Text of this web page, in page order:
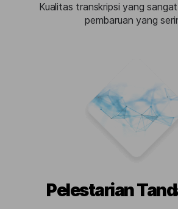
Kualitas transkripsi yang
pembaruan yang
Pelestarian